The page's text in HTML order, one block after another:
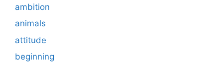
ambition
animals
attitude
beginning